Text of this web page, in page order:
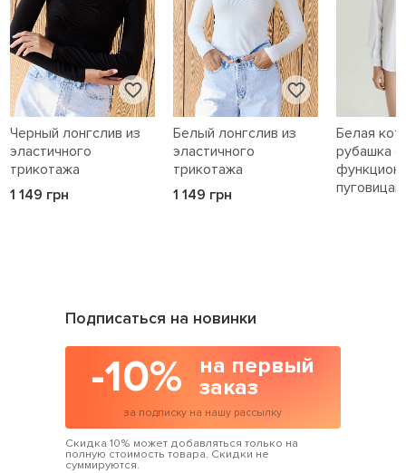
Черный лонгслив из
эластичного
трикотажа
1 149 грн
Белый лонгслив из
эластичного
трикотажа
1 149 грн
Белая
рубашка с
Подписаться на новинки
-10%
на первый
заказ
за подписку на нашу рассылку
Скидка 10% может добавляться только на
полную стоимость товара. Скидки не
суммируются.